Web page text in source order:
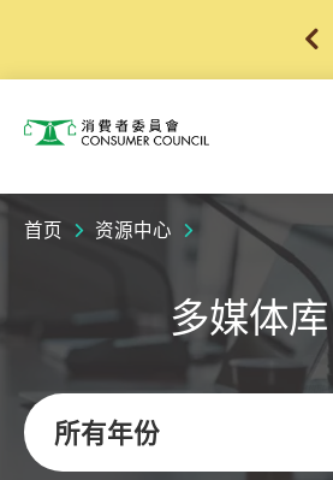
消费者委员会
首页 资源中心
多媒体库
所有年份